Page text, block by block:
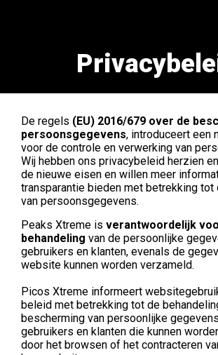
De regels (EU) 2016/679 over de
persoonsgegevens, introduceert een
voor de controle en verwerking van
Wij hebben ons privacybeleid herzien
de nieuwe eisen en willen meer
transparantie bieden met betrekking tot
van persoonsgegevens.
Peaks Xtreme is verantwoordelijk
behandeling van de persoonlijke
gebruikers en klanten, evenals de
website kunnen worden verzameld.
Picos Xtreme informeert
beleid met betrekking tot de
bescherming van persoonlijke
gebruikers en klanten die kunnen
door het browsen of het contracteren